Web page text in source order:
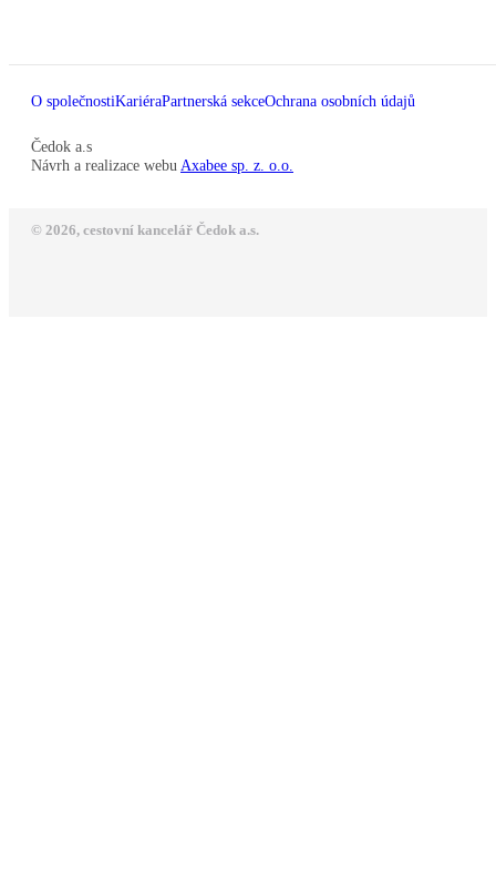
O společnostiKariéraPartnerská sekceOchrana osobních údajů
Čedok a.s
Návrh a realizace webu Axabee sp. z. o.o.
© 2026, cestovní kancelář Čedok a.s.